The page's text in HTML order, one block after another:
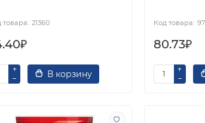
21360
В корзину
80.73₽